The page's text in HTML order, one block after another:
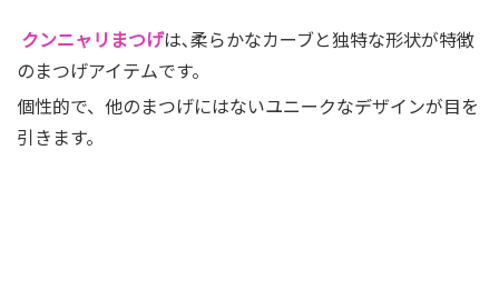
クンニャリまつげは､柔らかなカーブと独特な形状が特徴
のまつげアイテムです。
個性的で、他のまつげにはないユニークなデザインが目を
引きます。